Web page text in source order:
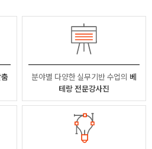
분야별 다양한 실무기반 수업의 베
테랑 전문강사진